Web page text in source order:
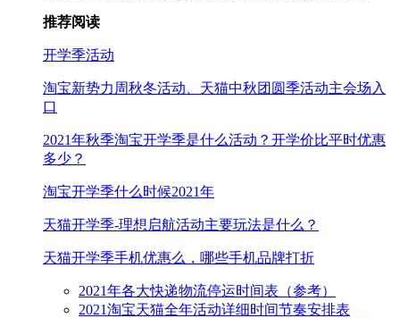
推荐阅读
开学季活动
淘宝新势力周秋冬活动、天猫中秋团圆季活动主会场入
口
2021年秋季淘宝开学季是什么活动？开学价比平时优惠
多少？
淘宝开学季什么时候2021年
天猫开学季-理想启航活动主要玩法是什么？
天猫开学季手机优惠么，哪些手机品牌打折
2021年各大快递物流停运时间表（参考）
2021淘宝天猫全年活动详细时间节奏安排表